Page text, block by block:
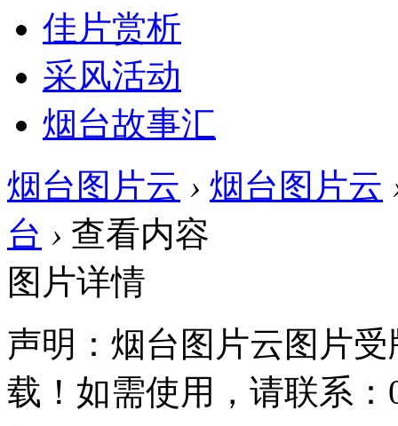
佳片赏析
采风活动
烟台故事汇
烟台图片云 › 烟台图片云
台 › 查看内容
图片详情
声明：烟台图片云图片
载！如需使用，请联系：